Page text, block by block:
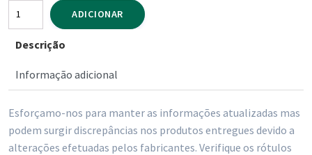
Quantidade
de
Triple-
-17%
ADICIONAR
Descrição
Informação adicional
Esforçamo-nos para manter as informações atualizadas mas
podem surgir discrepâncias nos produtos entregues devido a
alterações efetuadas pelos fabricantes. Verifique os rótulos